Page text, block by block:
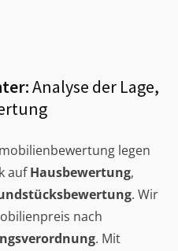
Analyse der Lage,
legen
aufHausbewertung,
. Wir
nach
. Mit